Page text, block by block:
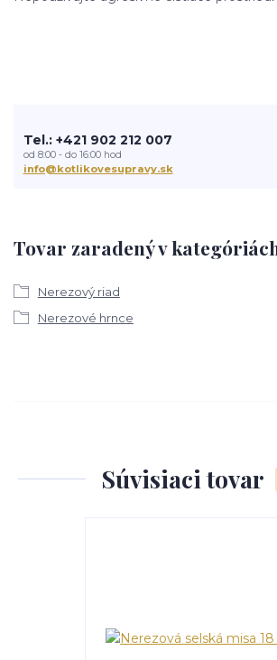
Tovar zaradený v
Nerezový riad
Nerezové hrnce
Tel.: +421 902 212 007
od 8:00 - do 16:00 hod
info@kotlikovesupravy.sk
Súvisiaci tovar